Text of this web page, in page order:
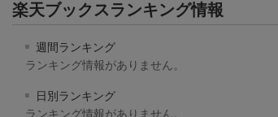
楽天ブックスランキング情報
週間ランキング
ランキング情報がありません。
日別ランキング
ランキング情報がありません。